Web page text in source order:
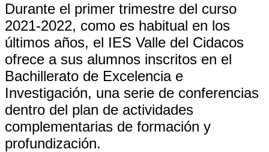
Durante el primer trimestre del curso
2021-2022, como es habitual en los
últimos años, el IES Valle del Cidacos
ofrece a sus alumnos inscritos en el
Bachillerato de Excelencia e
Investigación, una serie de conferencias
dentro del plan de actividades
complementarias de formación y
profundización.